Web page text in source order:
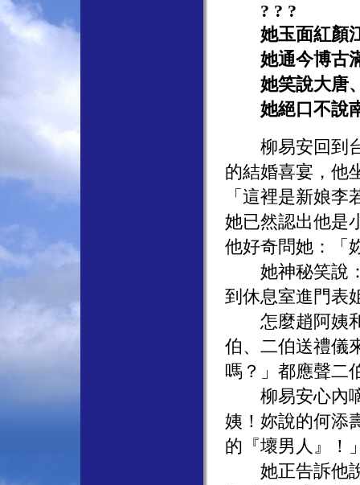
? ? ?
她玉面紅顏
她通今博古
她笑說大唐、
她絕口不說南
柳易安回到台
的結婚喜宴，他
「這裡是新娘
她已然認出他是
他好奇問她：「
她神秘笑說：
到休息室進門表
怎麼趙阿姨和
伯、二伯送禮儀
嗎？」都應聲二
柳易安心內嘀
姨！妳說的何添
的『壞男人』！
她正告訴他說